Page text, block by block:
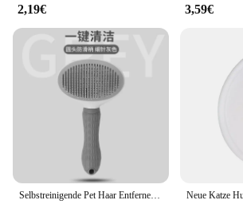
2,19€ 3,59€
Selbstreinigende Pet Haar Entfernen Kamm Katze Slicker Pinsel Pet Haar Entfernung Kamm Für Katzen Pflege Pinsel Hund Kämme katze Zubehör